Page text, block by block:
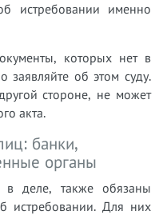
истребовании именно
которых нет в
заявляйте об этом суду.
стороне, не может
акта.
банки,
органы
в деле, также обязаны
истребовании. Для них